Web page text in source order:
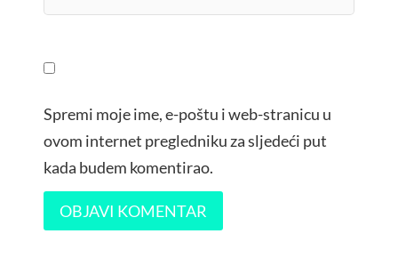
Spremi moje ime, e-poštu i web-stranicu u
ovom internet pregledniku za sljedeći put
kada budem komentirao.